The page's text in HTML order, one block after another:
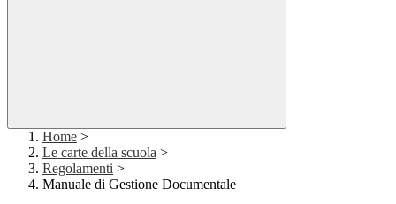
Home >
Le carte della scuola >
Regolamenti >
Manuale di Gestione Documentale